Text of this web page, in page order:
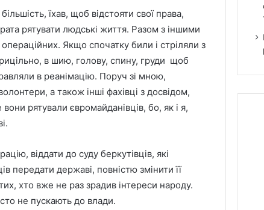
їхав, щоб відстояти свої права,
рятувати людські життя. Разом з іншими
Якщо спочатку били і стріляли з
в шию, голову, спину, груди щоб
в реанімацію. Поруч зі мною,
а також інші фахівці з досвідом,
рятували євромайданівців, бо, як і я,
віддати до суду беркутівців, які
передати державі, повністю змінити її
хто вже не раз зрадив інтереси народу.
не пускають до влади.